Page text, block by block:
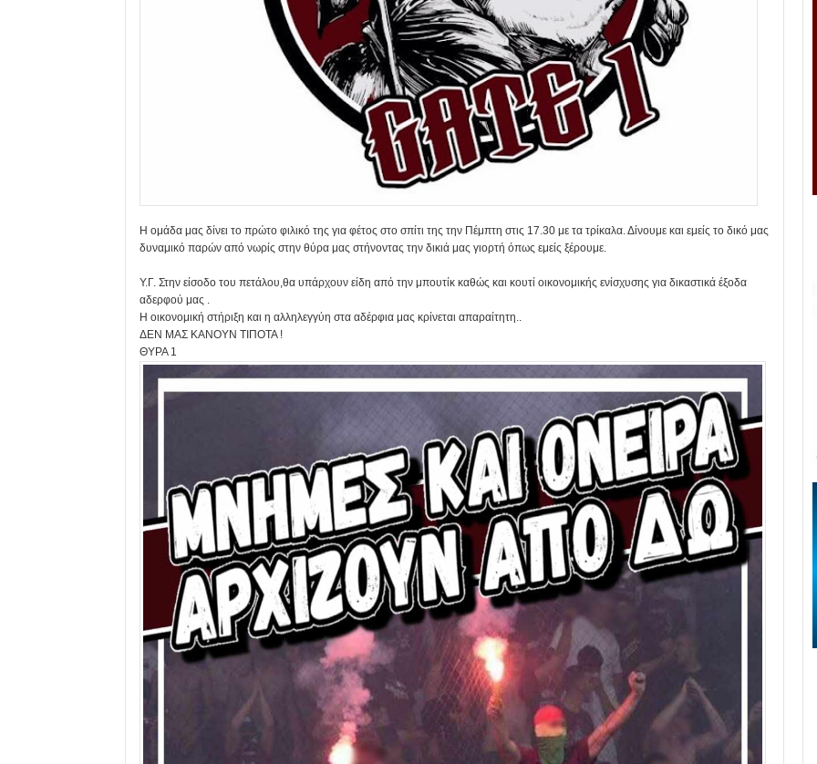
Η ομάδα μας δίνει το πρώτο φιλικό της για φέτος στο σπίτι της την Πέμπτη στις 17.30 με τα τρίκαλα. Δίνουμε και εμείς το δικό μας
δυναμικό παρών από νωρίς στην θύρα μας στήνοντας την δικιά μας γιορτή όπως εμείς ξέρουμε.
Υ.Γ. Στην είσοδο του πετάλου,θα υπάρχουν είδη από την μπουτίκ καθώς και κουτί οικονομικής ενίσχυσης για δικαστικά έξοδα
αδερφού μας .
Η οικονομική στήριξη και η αλληλεγγύη στα αδέρφια μας κρίνεται απαραίτητη..
ΔΕΝ ΜΑΣ ΚΑΝΟΥΝ ΤΙΠΟΤΑ !
ΘΥΡΑ 1